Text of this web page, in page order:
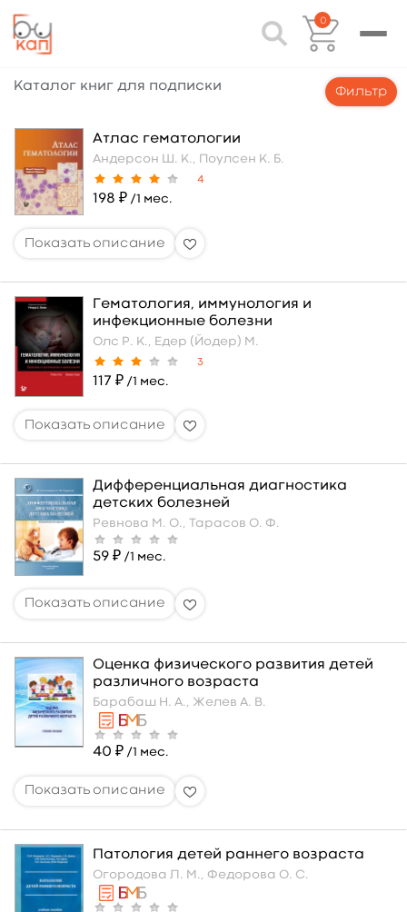
0
Каталог книг для подписки Фильтр
Атлас гематологии
Андерсон Ш. К., Поулсен К. Б.
4
198 ₽ /1 мес.
Гематология, иммунология и
инфекционные болезни
Олс Р. К., Едер (Йодер) М.
3
117 ₽ /1 мес.
Дифференциальная диагностика
детских болезней
Ревнова М. О., Тарасов О. Ф.
59 ₽ /1 мес.
Оценка физического развития детей
различного возраста
Барабаш Н. А., Желев А. В.
40 ₽ /1 мес.
Патология детей раннего возраста
Огородова Л. М., Федорова О. С.